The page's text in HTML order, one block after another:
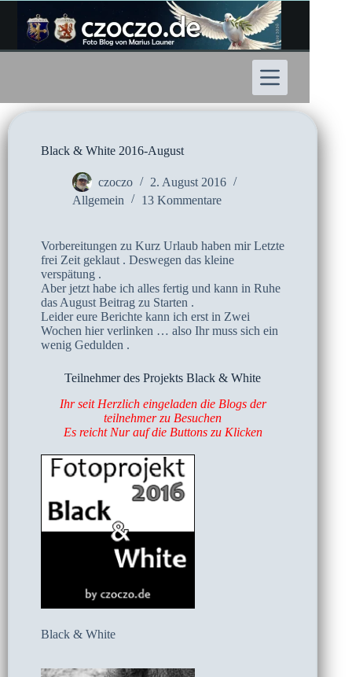
Inhalt
springen
Black & White 2016-August
czoczo
2. August 2016
Allgemein
13 Kommentare
Vorbereitungen zu Kurz Urlaub haben mir Letzte
frei Zeit geklaut . Deswegen das kleine
verspätung .
Aber jetzt habe ich alles fertig und kann in Ruhe
das August Beitrag zu Starten .
Leider eure Berichte kann ich erst in Zwei
Wochen hier verlinken … also Ihr muss sich ein
wenig Gedulden .
Teilnehmer des Projekts Black & White
Ihr seit Herzlich eingeladen die Blogs der
teilnehmer zu Besuchen
Es reicht Nur auf die Buttons zu Klicken
Black & White